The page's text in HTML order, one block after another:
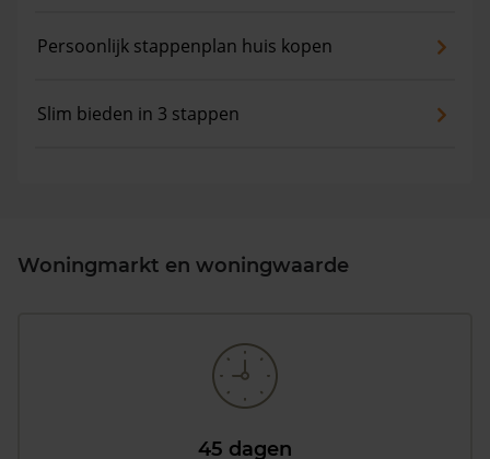
Persoonlijk stappenplan huis kopen
Slim bieden in 3 stappen
Woningmarkt en woningwaarde
45 dagen